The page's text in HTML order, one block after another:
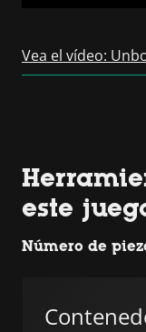
Consent
Vea el vídeo:
este
Número de